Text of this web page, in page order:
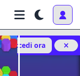
Accedi ora